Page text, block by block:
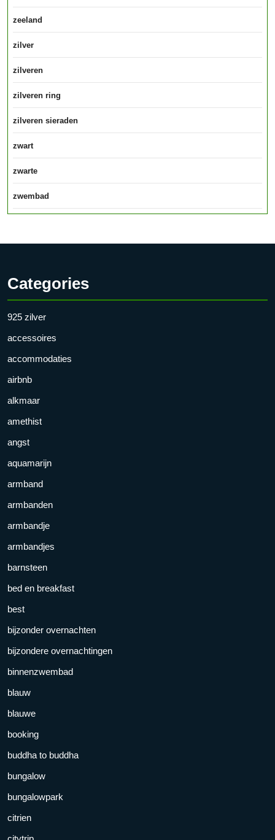
zeeland
zilver
zilveren
zilveren ring
zilveren sieraden
zwart
zwarte
zwembad
Categories
925 zilver
accessoires
accommodaties
airbnb
alkmaar
amethist
angst
aquamarijn
armband
armbanden
armbandje
armbandjes
barnsteen
bed en breakfast
best
bijzonder overnachten
bijzondere overnachtingen
binnenzwembad
blauw
blauwe
booking
buddha to buddha
bungalow
bungalowpark
citrien